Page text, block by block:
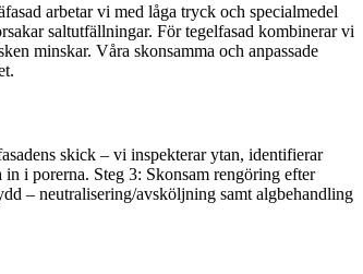
arbetar vi med låga tryck och specialmedel
saltutfällningar. För tegelfasad kombinerar vi
minskar. Våra skonsamma och anpassade
skick – vi inspekterar ytan, identifierar
i porerna. Steg 3: Skonsam rengöring efter
– neutralisering/avsköljning samt algbehandling